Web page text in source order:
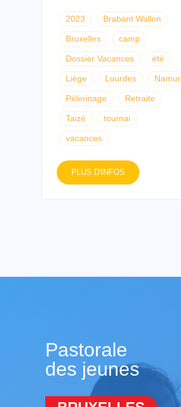
2023 Brabant Wallon
Bruxelles camp
Dossier Vacances été
Liège Lourdes Namur
Pèlerinage Retraite
Taizé tournai
vacances
PLUS D'INFOS
Pastorale
des jeunes